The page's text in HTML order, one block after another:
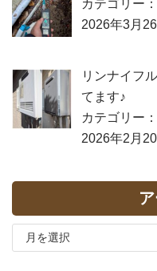
カテゴリー：
2026年3月26
リンナイフ
てます♪
カテゴリー：
2026年2月20